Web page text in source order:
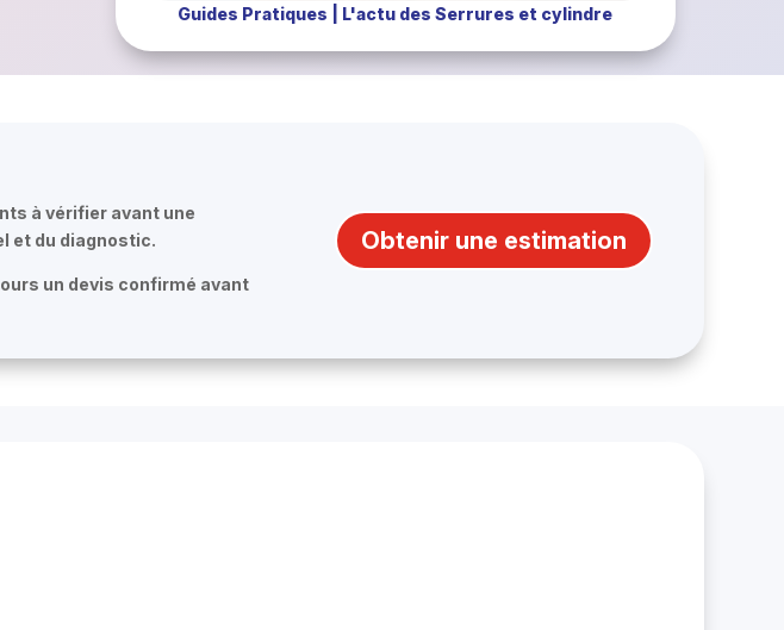
Guides Pratiques L'actu des Serrures et cylindre
à vérifier avant une
et du diagnostic.
un devis confirmé avant
Obtenir une estimation